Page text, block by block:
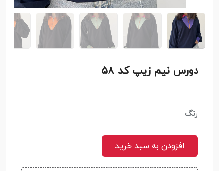
دورس نیم زیپ کد ۵8
رنگ
افزودن به سبد خرید